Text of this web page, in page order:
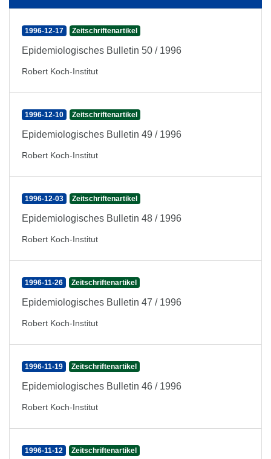
1996-12-17 Zeitschriftenartikel
Epidemiologisches Bulletin 50 / 1996
Robert Koch-Institut
1996-12-10 Zeitschriftenartikel
Epidemiologisches Bulletin 49 / 1996
Robert Koch-Institut
1996-12-03 Zeitschriftenartikel
Epidemiologisches Bulletin 48 / 1996
Robert Koch-Institut
1996-11-26 Zeitschriftenartikel
Epidemiologisches Bulletin 47 / 1996
Robert Koch-Institut
1996-11-19 Zeitschriftenartikel
Epidemiologisches Bulletin 46 / 1996
Robert Koch-Institut
1996-11-12 Zeitschriftenartikel